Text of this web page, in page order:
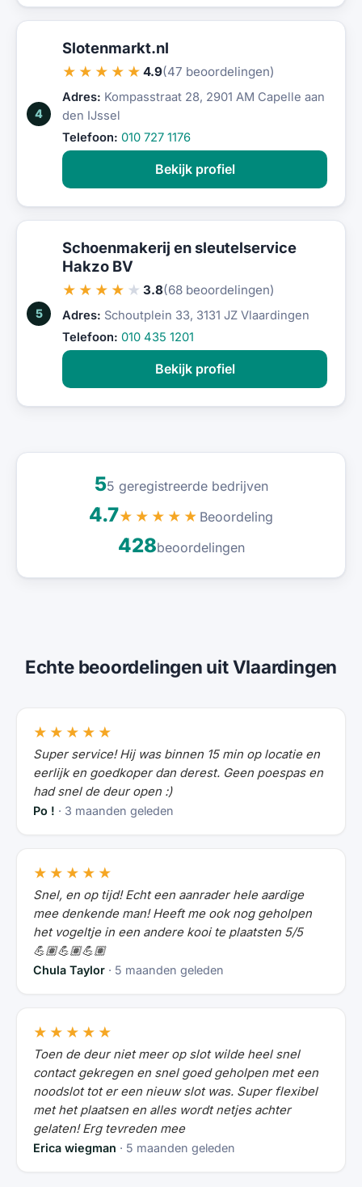
4
Slotenmarkt.nl
★★★★★ 4.9(47 beoordelingen)
Adres: Kompasstraat 28, 2901 AM Capelle aan
den IJssel
Telefoon: 010 727 1176
Bekijk profiel
5
Schoenmakerij en sleutelservice
Hakzo BV
★★★★★ 3.8(68 beoordelingen)
Adres: Schoutplein 33, 3131 JZ Vlaardingen
Telefoon: 010 435 1201
Bekijk profiel
55 geregistreerde bedrijven
4.7★★★★★ Beoordeling
428beoordelingen
Echte beoordelingen uit Vlaardingen
★★★★★
Super service! Hij was binnen 15 min op locatie en
eerlijk en goedkoper dan derest. Geen poespas en
had snel de deur open :)
Po ! · 3 maanden geleden
★★★★★
Snel, en op tijd! Echt een aanrader hele aardige
mee denkende man! Heeft me ook nog geholpen
het vogeltje in een andere kooi te plaatsten 5/5
💪🏽💪🏽💪🏽
Chula Taylor · 5 maanden geleden
★★★★★
Toen de deur niet meer op slot wilde heel snel
contact gekregen en snel goed geholpen met een
noodslot tot er een nieuw slot was. Super flexibel
met het plaatsen en alles wordt netjes achter
gelaten! Erg tevreden mee
Erica wiegman · 5 maanden geleden